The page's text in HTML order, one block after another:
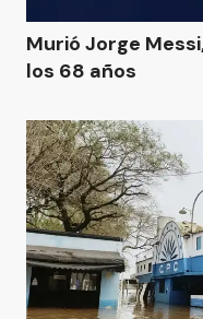
Murió Jorge
los 68 años